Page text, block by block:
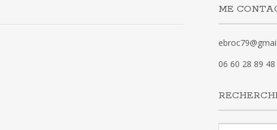
ME
06 60 28 89 48